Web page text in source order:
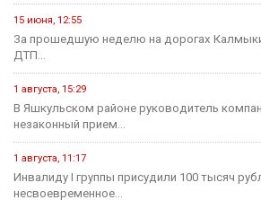
15 июня, 12:55
За прошедшую неделю на дорогах
ДТП...
1 августа, 15:29
В Яшкульском районе руководитель
незаконный прием...
1 августа, 11:17
Инвалиду I группы присудили 100 тысяч
несвоевременное...